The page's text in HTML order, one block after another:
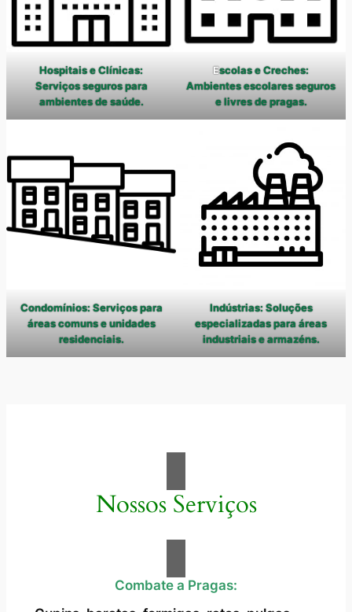
Hospitais e Clínicas:
Serviços seguros para
ambientes de saúde.
Escolas e Creches:
Ambientes escolares seguros
e livres de pragas.
Condomínios: Serviços para
áreas comuns e unidades
residenciais.
Indústrias: Soluções
especializadas para áreas
industriais e armazéns.
Nossos Serviços
Combate a Pragas: